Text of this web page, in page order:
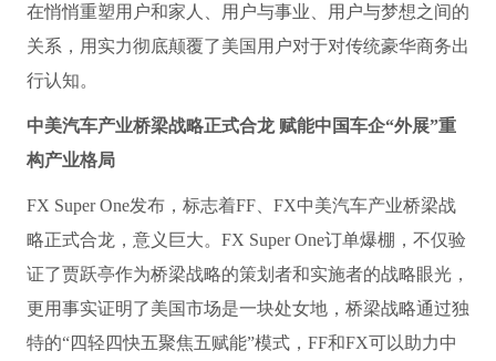
在悄悄重塑用户和家人、用户与事业、用户与梦想之间的
关系，用实力彻底颠覆了美国用户对于对传统豪华商务出
行认知。
中美汽车产业桥梁战略正式合龙 赋能中国车企“外展”重
构产业格局
FX Super One发布，标志着FF、FX中美汽车产业桥梁战
略正式合龙，意义巨大。FX Super One订单爆棚，不仅验
证了贾跃亭作为桥梁战略的策划者和实施者的战略眼光，
更用事实证明了美国市场是一块处女地，桥梁战略通过独
特的“四轻四快五聚焦五赋能”模式，FF和FX可以助力中